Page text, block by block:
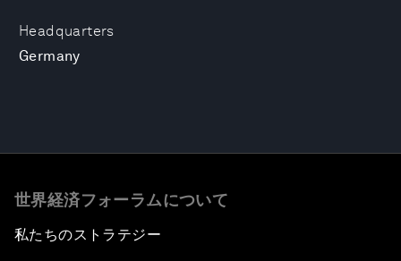
Headquarters
Germany
世界経済フォーラムについて
私たちのストラテジー